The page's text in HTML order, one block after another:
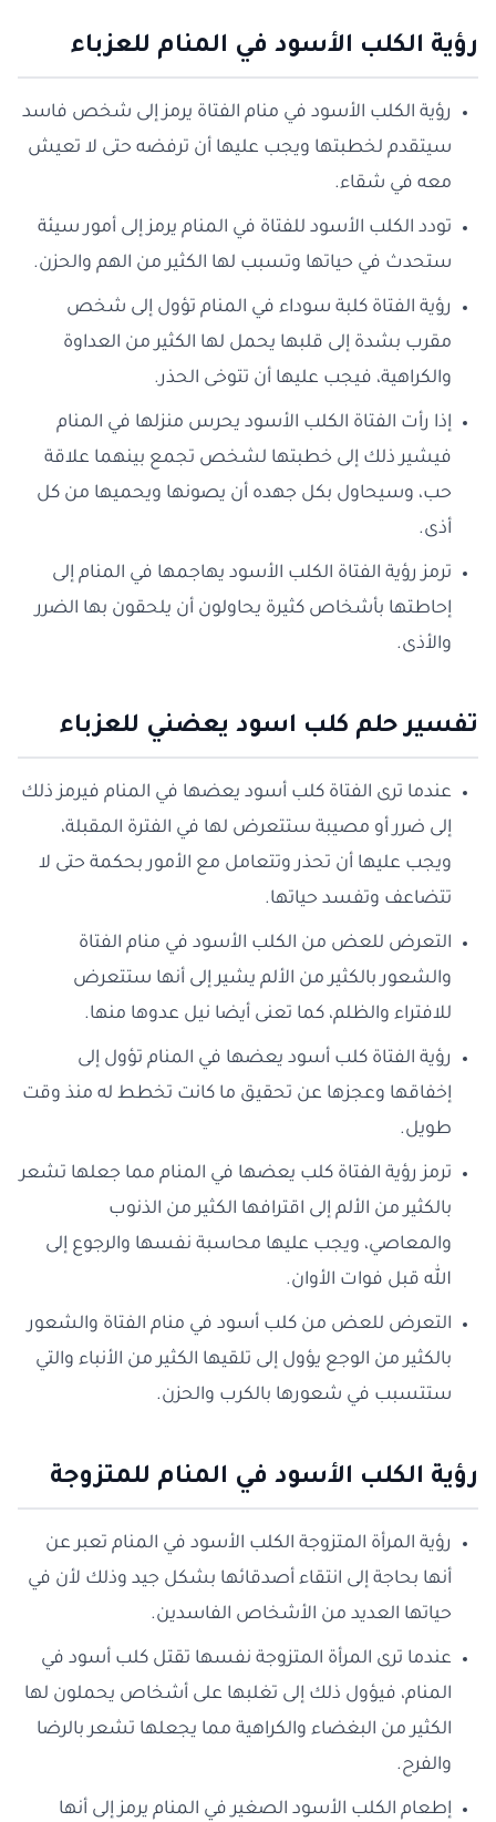
رؤية الكلب الأسود في المنام للعزباء
رؤية الكلب الأسود في منام الفتاة يرمز إلى شخص فاسد
سيتقدم لخطبتها ويجب عليها أن ترفضه حتى لا تعيش
معه في شقاء.
تودد الكلب الأسود للفتاة في المنام يرمز إلى أمور سيئة
ستحدث في حياتها وتسبب لها الكثير من الهم والحزن.
رؤية الفتاة كلبة سوداء في المنام تؤول إلى شخص
مقرب بشدة إلى قلبها يحمل لها الكثير من العداوة
والكراهية، فيجب عليها أن تتوخى الحذر.
إذا رأت الفتاة الكلب الأسود يحرس منزلها في المنام
فيشير ذلك إلى خطبتها لشخص تجمع بينهما علاقة
حب، وسيحاول بكل جهده أن يصونها ويحميها من كل
أذى.
ترمز رؤية الفتاة الكلب الأسود يهاجمها في المنام إلى
إحاطتها بأشخاص كثيرة يحاولون أن يلحقون بها الضرر
والأذى.
تفسير حلم كلب اسود يعضني للعزباء
عندما ترى الفتاة كلب أسود يعضها في المنام فيرمز ذلك
إلى ضرر أو مصيبة ستتعرض لها في الفترة المقبلة،
ويجب عليها أن تحذر وتتعامل مع الأمور بحكمة حتى لا
تتضاعف وتفسد حياتها.
التعرض للعض من الكلب الأسود في منام الفتاة
والشعور بالكثير من الألم يشير إلى أنها ستتعرض
للافتراء والظلم، كما تعنى أيضا نيل عدوها منها.
رؤية الفتاة كلب أسود يعضها في المنام تؤول إلى
إخفاقها وعجزها عن تحقيق ما كانت تخطط له منذ وقت
طويل.
ترمز رؤية الفتاة كلب يعضها في المنام مما جعلها تشعر
بالكثير من الألم إلى اقترافها الكثير من الذنوب
والمعاصي، ويجب عليها محاسبة نفسها والرجوع إلى
الله قبل فوات الأوان.
التعرض للعض من كلب أسود في منام الفتاة والشعور
بالكثير من الوجع يؤول إلى تلقيها الكثير من الأنباء والتي
ستتسبب في شعورها بالكرب والحزن.
رؤية الكلب الأسود في المنام للمتزوجة
رؤية المرأة المتزوجة الكلب الأسود في المنام تعبر عن
أنها بحاجة إلى انتقاء أصدقائها بشكل جيد وذلك لأن في
حياتها العديد من الأشخاص الفاسدين.
عندما ترى المرأة المتزوجة نفسها تقتل كلب أسود في
المنام، فيؤول ذلك إلى تغلبها على أشخاص يحملون لها
الكثير من البغضاء والكراهية مما يجعلها تشعر بالرضا
والفرح.
إطعام الكلب الأسود الصغير في المنام يرمز إلى أنها